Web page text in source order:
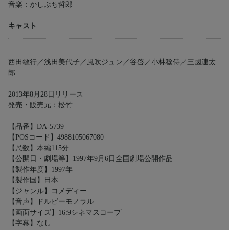
音楽：かしぶち哲郎
キャスト
西田敏行／浅田美代子／風吹ジュン／谷啓／小林稔侍／三國連太
郎
2013年8月28日リリース
発売・販売元：松竹
【品番】DA-5739
【POSコード】4988105067080
【尺数】本編115分
【公開日・劇場等】1997年9月6日全国劇場公開作品
【製作年度】1997年
【製作国】日本
【ジャンル】コメディー
【音声】ドルビーモノラル
【画面サイズ】16:9シネマスコープ
【字幕】なし